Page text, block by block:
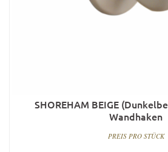
SHOREHAM BEIGE
Wandhaken
PREIS PRO STÜCK